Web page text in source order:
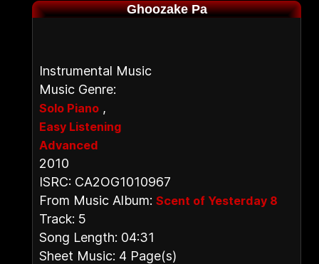
Ghoozake Pa
Instrumental Music
Music Genre:
Solo Piano ,
Easy Listening
Advanced
2010
ISRC: CA2OG1010967
From Music Album: Scent of Yesterday 8
Track: 5
Song Length: 04:31
Sheet Music: 4 Page(s)